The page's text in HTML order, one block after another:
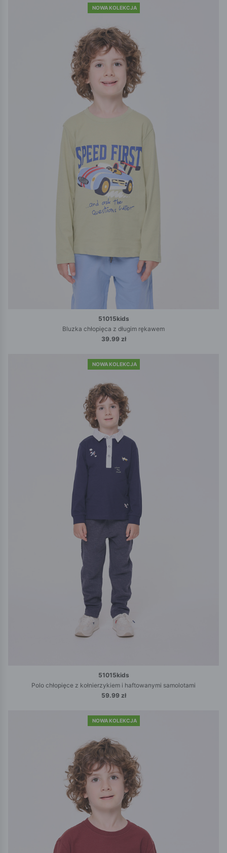
NOWA KOLEKCJA
51015kids
Bluzka chłopięca z długim rękawem
39.99 zł
NOWA KOLEKCJA
51015kids
Polo chłopięce z kołnierzykiem i haftowanymi samolotami
59.99 zł
NOWA KOLEKCJA